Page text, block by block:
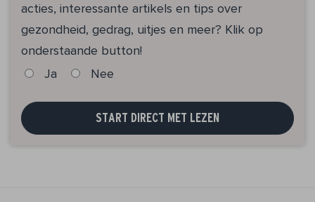
acties, interessante artikels en tips over
gezondheid, gedrag, uitjes en meer? Klik op
onderstaande button!
Ja
Nee
START DIRECT MET LEZEN